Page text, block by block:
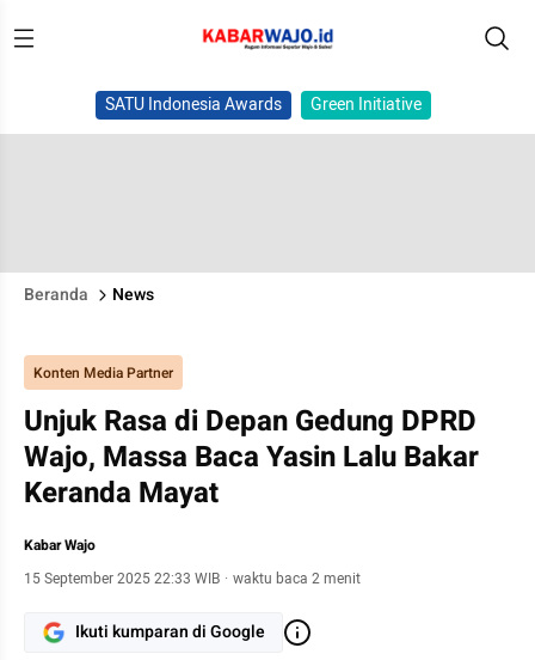
SATU Indonesia Awards Green Initiative
Beranda News
Konten Media Partner
Unjuk Rasa di Depan Gedung DPRD
Wajo, Massa Baca Yasin Lalu Bakar
Keranda Mayat
Kabar Wajo
15 September 2025 22:33 WIB · waktu baca 2 menit
Ikuti kumparan di Google